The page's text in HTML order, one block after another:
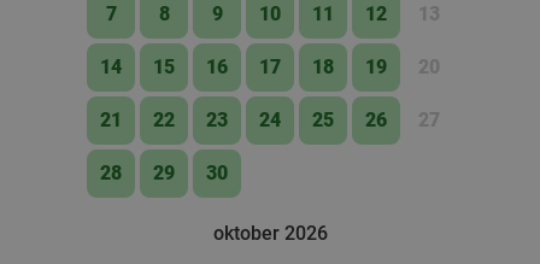
7 8 9 10 11 12 13
14 15 16 17 18 19 20
21 22 23 24 25 26 27
28 29 30
oktober 2026